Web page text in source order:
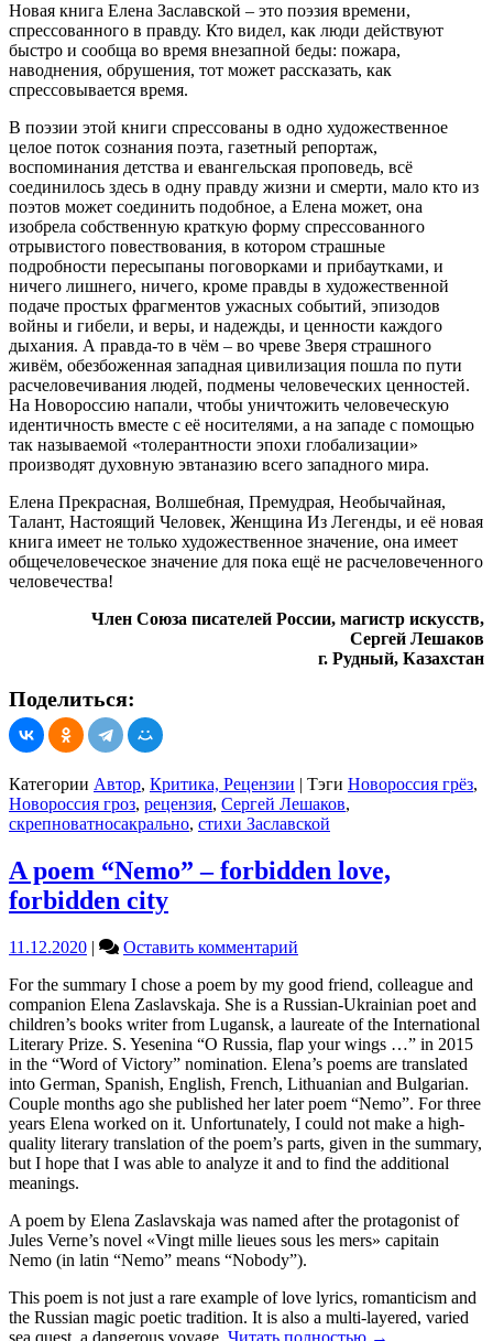
ВРЕМЕНИ,
СПРЕССОВАННОГО
В
ПРАВДУ.
Елены
Заславской
«Новороссия
гроз.
Новороссия
грёз»
Новая книга Елена Заславской – это поэзия времени,
спрессованного в правду. Кто видел, как люди действуют
быстро и сообща во время внезапной беды: пожара,
наводнения, обрушения, тот может рассказать, как
спрессовывается время.
В поэзии этой книги спрессованы в одно художественное
целое поток сознания поэта, газетный репортаж,
воспоминания детства и евангельская проповедь, всё
соединилось здесь в одну правду жизни и смерти, мало кто из
поэтов может соединить подобное, а Елена может, она
изобрела собственную краткую форму спрессованного
отрывистого повествования, в котором страшные
подробности пересыпаны поговорками и прибаутками, и
ничего лишнего, ничего, кроме правды в художественной
подаче простых фрагментов ужасных событий, эпизодов
войны и гибели, и веры, и надежды, и ценности каждого
дыхания. А правда-то в чём – во чреве Зверя страшного
живём, обезбоженная западная цивилизация пошла по пути
расчеловечивания людей, подмены человеческих ценностей.
На Новороссию напали, чтобы уничтожить человеческую
идентичность вместе с её носителями, а на западе с помощью
так называемой «толерантности эпохи глобализации»
производят духовную эвтаназию всего западного мира.
Елена Прекрасная, Волшебная, Премудрая, Необычайная,
Талант, Настоящий Человек, Женщина Из Легенды, и её новая
книга имеет не только художественное значение, она имеет
общечеловеческое значение для пока ещё не расчеловеченного
человечества!
Член Союза писателей России, магистр искусств,
Сергей Лешаков
г. Рудный, Казахстан
Поделиться:
Категории Автор, Критика, Рецензии | Тэги Новороссия грёз,
Новороссия гроз, рецензия, Сергей Лешаков,
скрепноватносакрально, стихи Заславской
A poem “Nemo” – forbidden love,
forbidden city
11.12.2020 | Оставить комментарий
poem
“Nemo”
–
forbidden
love,
forbidden
city
For the summary I chose a poem by my good friend, colleague and
companion Elena Zaslavskaja. She is a Russian-Ukrainian poet and
children’s books writer from Lugansk, a laureate of the International
Literary Prize. S. Yesenina “O Russia, flap your wings …” in 2015
in the “Word of Victory” nomination. Elena’s poems are translated
into German, Spanish, English, French, Lithuanian and Bulgarian.
Couple months ago she published her later poem “Nemo”. For three
years Elena worked on it. Unfortunately, I could not make a high-
quality literary translation of the poem’s parts, given in the summary,
but I hope that I was able to analyze it and to find the additional
meanings.
A poem by Elena Zaslavskaja was named after the protagonist of
Jules Verne’s novel «Vingt mille lieues sous les mers» capitain
Nemo (in latin “Nemo” means “Nobody”).
This poem is not just a rare example of love lyrics, romanticism and
the Russian magic poetic tradition. It is also a multi-layered, varied